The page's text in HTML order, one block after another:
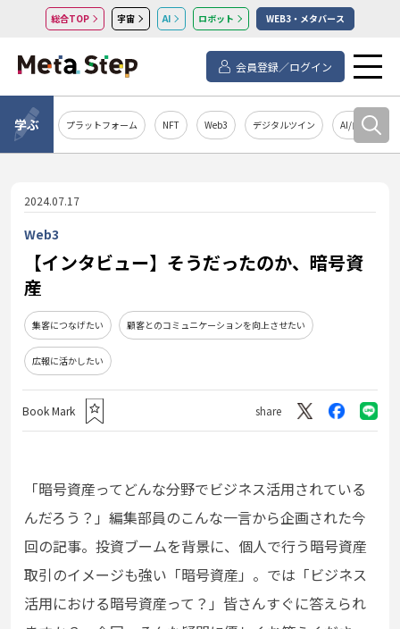
総合TOP 宇宙 AI ロボット WEB3・メタバース
会員登録／ログイン
学ぶ プラットフォーム NFT Web3 デジタルツイン AI/自然言語処
2024.07.17
Web3
【インタビュー】そうだったのか、暗号資
産
集客につなげたい 顧客とのコミュニケーションを向上させたい
広報に活かしたい
Book Mark share
「暗号資産ってどんな分野でビジネス活用されている
んだろう？」編集部員のこんな一言から企画された今
回の記事。投資ブームを背景に、個人で行う暗号資産
取引のイメージも強い「暗号資産」。では「ビジネス
活用における暗号資産って？」皆さんすぐに答えられ